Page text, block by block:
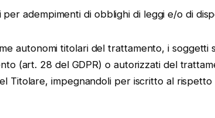
adempimenti di obblighi di leggi e/o di
autonomi titolari del trattamento, i soggetti
(art. 28 del GDPR) o autorizzati del
Titolare, impegnandoli per iscritto al